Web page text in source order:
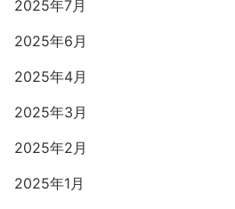
2025年7月
2025年6月
2025年4月
2025年3月
2025年2月
2025年1月